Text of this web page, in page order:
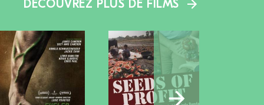
DÉCOUVREZ PLUS DE FILMS